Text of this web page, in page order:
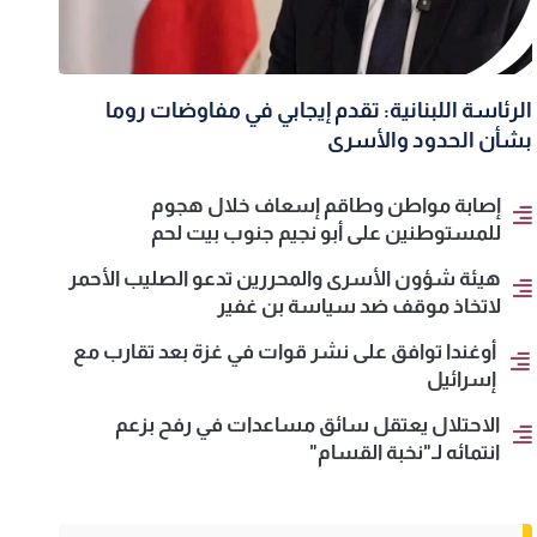
الرئاسة اللبنانية: تقدم إيجابي في مفاوضات روما
بشأن الحدود والأسرى
إصابة مواطن وطاقم إسعاف خلال هجوم
للمستوطنين على أبو نجيم جنوب بيت لحم
هيئة شؤون الأسرى والمحررين تدعو الصليب الأحمر
لاتخاذ موقف ضد سياسة بن غفير
أوغندا توافق على نشر قوات في غزة بعد تقارب مع
إسرائيل
الاحتلال يعتقل سائق مساعدات في رفح بزعم
انتمائه لـ"نخبة القسام"